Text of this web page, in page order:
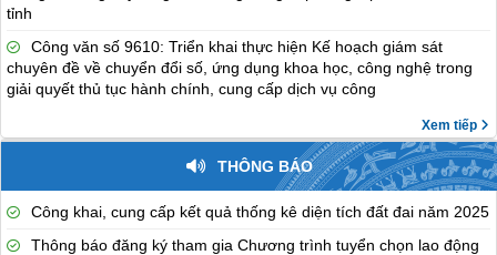
tỉnh
Công văn số 9610: Triển khai thực hiện Kế hoạch giám sát
chuyên đề về chuyển đổi số, ứng dụng khoa học, công nghệ trong
giải quyết thủ tục hành chính, cung cấp dịch vụ công
Xem tiếp
THÔNG BÁO
Công khai, cung cấp kết quả thống kê diện tích đất đai năm 2025
Thông báo đăng ký tham gia Chương trình tuyển chọn lao động